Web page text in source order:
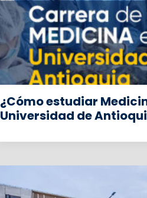
¿Cómo estudiar
Universidad de